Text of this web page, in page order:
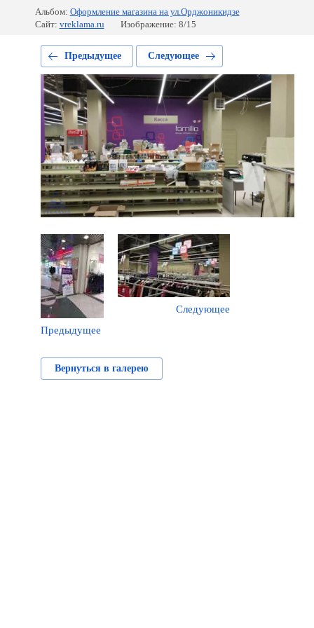
Альбом: Оформление магазина на ул.Орджоникидзе
Сайт: vreklama.ru Изображение: 8/15
Предыдущее Следующее
Предыдущее
Следующее
Вернуться в галерею